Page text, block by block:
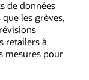
de données
les grèves,
retailers à
mesures pour